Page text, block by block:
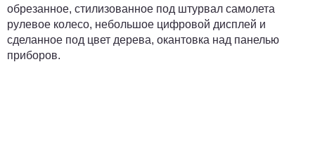
обрезанное, стилизованное под штурвал самолета
рулевое колесо, небольшое цифровой дисплей и
сделанное под цвет дерева, окантовка над панелью
приборов.